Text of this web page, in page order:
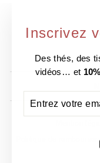
Inscrivez
Des thés, des
vidéos… et 10%
VOTRE
EMAIL
Politique de